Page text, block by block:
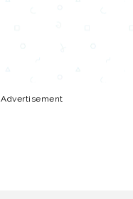
Advertisement